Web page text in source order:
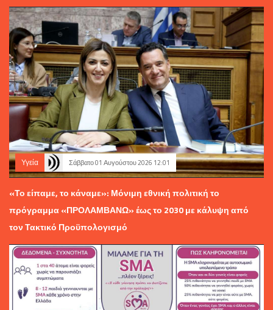
Υγεία Σάββατο 01 Αυγούστου 2026 12:01
«Το είπαμε, το κάναμε»: Μόνιμη εθνική πολιτική το
πρόγραμμα «ΠΡΟΛΑΜΒΑΝΩ» έως το 2030 με κάλυψη από
τον Τακτικό Προϋπολογισμό